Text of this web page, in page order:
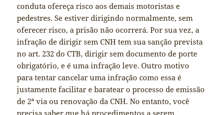
conduta ofereça risco aos demais motoristas e
pedestres. Se estiver dirigindo normalmente, sem
oferecer risco, a prisão não ocorrerá. Por sua vez, a
infração de dirigir sem CNH tem sua sanção prevista
no art. 232 do CTB, dirigir sem documento de porte
obrigatório, e é uma infração leve. Outro motivo
para tentar cancelar uma infração como essa é
justamente facilitar e baratear o processo de emissão
de 2ª via ou renovação da CNH. No entanto, você